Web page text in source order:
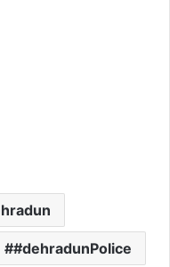
#dehradunPolice